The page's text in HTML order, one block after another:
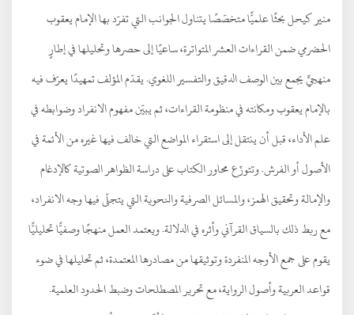
منير كيحل بحثًا علميًّا متخصّصًا يتناول الجوانب التي تفرّد بها الإمام يعقوب
الحضرمي ضمن القراءات العشر المتواترة، ساعيًا إلى حصرها وتحليلها في إطارٍ
منهجيٍّ يجمع بين الوصف الدقيق والتفسير اللغوي. يقدّم المؤلف تمهيدًا يعرّف فيه
بالإمام يعقوب ومكانته في منظومة القراءات، ثم يبيّن مفهوم الانفراد وضوابطه في
علم الأداء، قبل أن ينتقل إلى استقراء المواضع التي خالف فيها غيره من الأئمة في
الأصول أو الفرش. وتتوزّع محاور الكتاب على دراسة الظواهر الصوتية كالإدغام
والإمالة وتحقيق الهمز، والمسائل الصرفية والنحوية التي يتجلّى فيها وجه الانفراد،
مع ربط ذلك بالسياق القرآني وأثره في الدلالة. ويعتمد العمل منهجًا وصفيًّا تحليليًّا
يقوم على جمع الأوجه المنفردة وتوثيقها من مصادرها المعتمدة، ثم تحليلها في ضوء
قواعد العربية وأصول الرواية، مع تحرير المصطلحات وضبط الحدود العلمية.